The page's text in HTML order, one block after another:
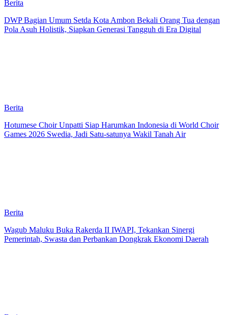
Berita
DWP Bagian Umum Setda Kota Ambon Bekali Orang Tua dengan
Pola Asuh Holistik, Siapkan Generasi Tangguh di Era Digital
Berita
Hotumese Choir Unpatti Siap Harumkan Indonesia di World Choir
Games 2026 Swedia, Jadi Satu-satunya Wakil Tanah Air
Berita
Wagub Maluku Buka Rakerda II IWAPI, Tekankan Sinergi
Pemerintah, Swasta dan Perbankan Dongkrak Ekonomi Daerah